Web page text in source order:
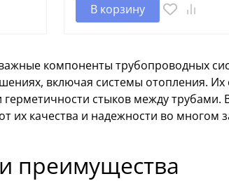
В корзину
компоненты трубопроводных
включая системы отопления. Их
стыков между трубами.
их качества и надежности во многом
преимущества